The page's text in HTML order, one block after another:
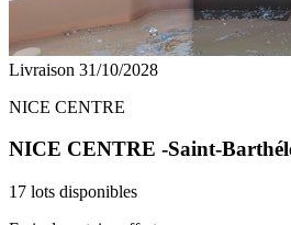
Livraison 31/10/2028
NICE CENTRE
NICE CENTRE -Saint-
17 lots disponibles